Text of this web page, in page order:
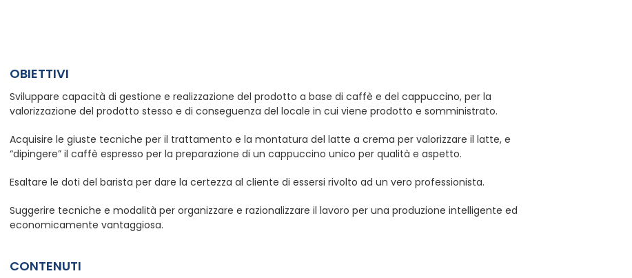
OBIETTIVI
Sviluppare capacità di gestione e realizzazione del prodotto a base di caffè e del cappuccino, per la
valorizzazione del prodotto stesso e di conseguenza del locale in cui viene prodotto e somministrato.
Acquisire le giuste tecniche per il trattamento e la montatura del latte a crema per valorizzare il latte, e
“dipingere” il caffè espresso per la preparazione di un cappuccino unico per qualità e aspetto.
Esaltare le doti del barista per dare la certezza al cliente di essersi rivolto ad un vero professionista.
Suggerire tecniche e modalità per organizzare e razionalizzare il lavoro per una produzione intelligente ed
economicamente vantaggiosa.
CONTENUTI